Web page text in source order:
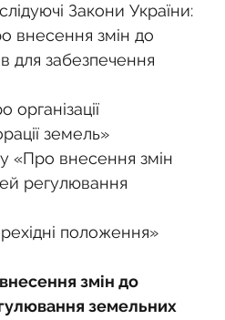
служба
меж земельної ділянки
у воєнний час
Закони України:
внесення змін до
для забезпечення
земель»
«Про внесення змін
регулювання
положення»
змін до
земельних